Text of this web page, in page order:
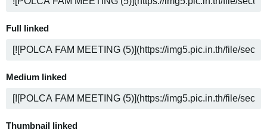
Full linked
Medium linked
Thumbnail linked